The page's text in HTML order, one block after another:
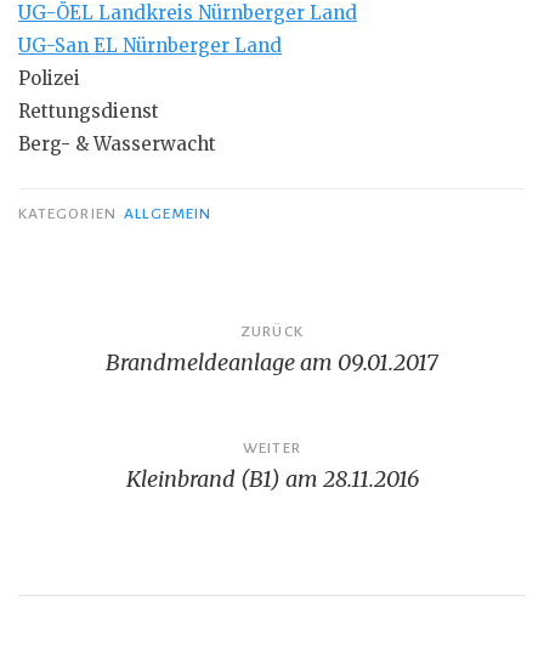
UG-ÖEL Landkreis Nürnberger Land
UG-San EL Nürnberger Land
Polizei
Rettungsdienst
Berg- & Wasserwacht
KATEGORIEN ALLGEMEIN
Beitragsnavigation
ZURÜCK
Brandmeldeanlage am 09.01.2017
WEITER
Kleinbrand (B1) am 28.11.2016